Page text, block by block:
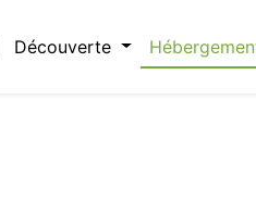
Découverte